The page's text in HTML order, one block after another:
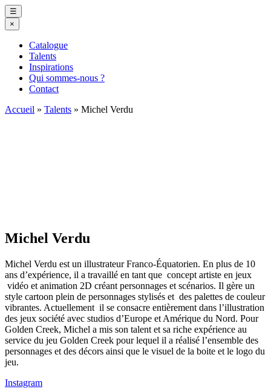
☰
×
Catalogue
Talents
Inspirations
Qui sommes-nous ?
Contact
Accueil » Talents » Michel Verdu
Michel Verdu
Michel Verdu est un illustrateur Franco-Équatorien. En plus de 10
ans d’expérience, il a travaillé en tant que concept artiste en jeux
vidéo et animation 2D créant personnages et scénarios. Il gère un
style cartoon plein de personnages stylisés et des palettes de couleur
vibrantes. Actuellement il se consacre entièrement dans l’illustration
des jeux société avec studios d’Europe et Amérique du Nord. Pour
Golden Creek, Michel a mis son talent et sa riche expérience au
service du jeu Golden Creek pour lequel il a réalisé l’ensemble des
personnages et des décors ainsi que le visuel de la boite et le logo du
jeu.
Instagram